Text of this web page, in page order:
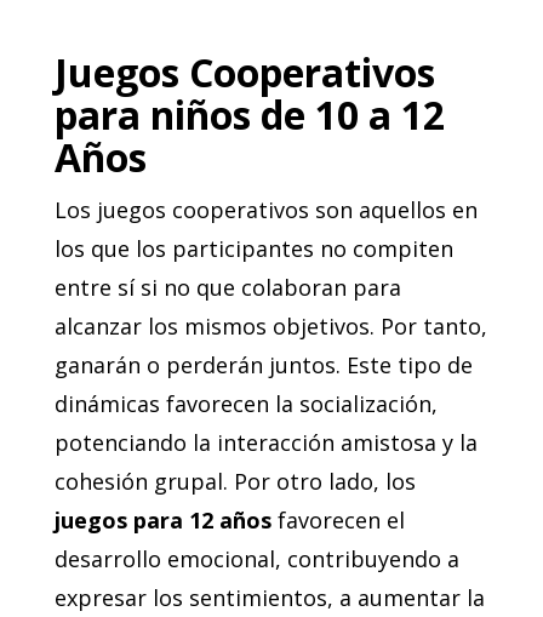
Juegos Cooperativos
para niños de 10 a 12
Años
Los juegos cooperativos son aquellos en
los que los participantes no compiten
entre sí si no que colaboran para
alcanzar los mismos objetivos. Por tanto,
ganarán o perderán juntos. Este tipo de
dinámicas favorecen la socialización,
potenciando la interacción amistosa y la
cohesión grupal. Por otro lado, los
juegos para 12 añosfavorecen el
desarrollo emocional, contribuyendo a
expresar los sentimientos, a aumentar la